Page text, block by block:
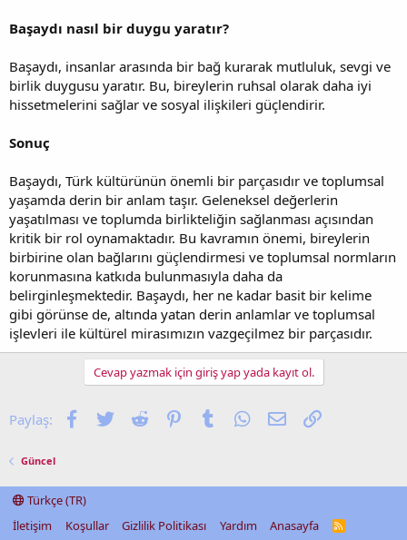
Başaydı nasıl bir duygu yaratır?
Başaydı, insanlar arasında bir bağ kurarak mutluluk, sevgi ve
birlik duygusu yaratır. Bu, bireylerin ruhsal olarak daha iyi
hissetmelerini sağlar ve sosyal ilişkileri güçlendirir.
Sonuç
Başaydı, Türk kültürünün önemli bir parçasıdır ve toplumsal
yaşamda derin bir anlam taşır. Geleneksel değerlerin
yaşatılması ve toplumda birlikteliğin sağlanması açısından
kritik bir rol oynamaktadır. Bu kavramın önemi, bireylerin
birbirine olan bağlarını güçlendirmesi ve toplumsal normların
korunmasına katkıda bulunmasıyla daha da
belirginleşmektedir. Başaydı, her ne kadar basit bir kelime
gibi görünse de, altında yatan derin anlamlar ve toplumsal
işlevleri ile kültürel mirasımızın vazgeçilmez bir parçasıdır.
Cevap yazmak için giriş yap yada kayıt ol.
Paylaş: Facebook
TwitterReddit PinterestTumblrWhatsApp
E-postaLink
Güncel
Türkçe (TR)
İletişim
Koşullar Gizlilik Politikası Yardım Anasayfa
R